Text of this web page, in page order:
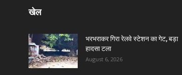
खेल
भरभराकर गिरा रेलवे स्टेशन का गेट, बड़ा
हादसा टला
August 6, 2026